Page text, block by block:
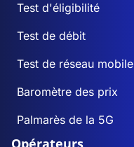
Test d'éligibilité
Test de débit
Test de réseau mobile
Baromètre des prix
Palmarès de la 5G
Opérateurs